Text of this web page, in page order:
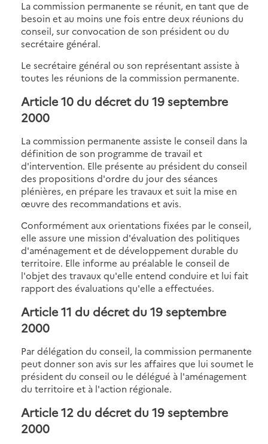
La commission permanente se réunit, en tant que de
besoin et au moins une fois entre deux réunions du
conseil, sur convocation de son président ou du
secrétaire général.
Le secrétaire général ou son représentant assiste à
toutes les réunions de la commission permanente.
Article 10 du décret du 19 septembre
2000
La commission permanente assiste le conseil dans la
définition de son programme de travail et
d'intervention. Elle présente au président du conseil
des propositions d'ordre du jour des séances
plénières, en prépare les travaux et suit la mise en
œuvre des recommandations et avis.
Conformément aux orientations fixées par le conseil,
elle assure une mission d'évaluation des politiques
d'aménagement et de développement durable du
territoire. Elle informe au préalable le conseil de
l'objet des travaux qu'elle entend conduire et lui fait
rapport des évaluations qu'elle a effectuées.
Article 11 du décret du 19 septembre
2000
Par délégation du conseil, la commission permanente
peut donner son avis sur les affaires que lui soumet le
président du conseil ou le délégué à l'aménagement
du territoire et à l'action régionale.
Article 12 du décret du 19 septembre
2000